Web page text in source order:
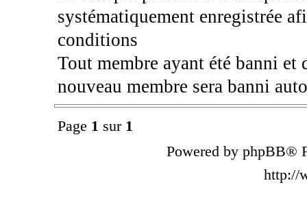
systématiquement enregistrée
conditions
Tout membre ayant été banni et
nouveau membre sera banni
Page 1 sur 1
Powered by phpBB®
http://